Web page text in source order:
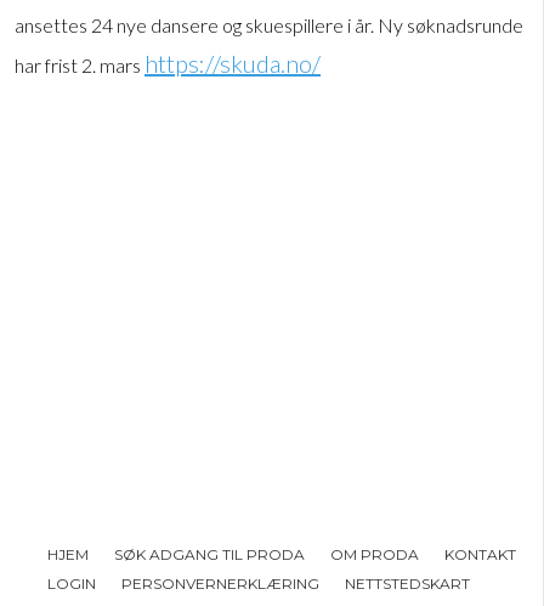
ansettes 24 nye dansere og skuespillere i år. Ny søknadsrunde
har frist 2. mars https://skuda.no/
HJEM SØK ADGANG TIL PRODA OM PRODA
KONTAKT
LOGIN
PERSONVERNERKLÆRING NETTSTEDSKART